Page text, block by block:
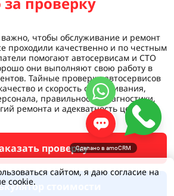
чтобы обслуживание и ремонт
проходили качественно и по честным
помогают автосервисам и СТО
они выполняют свою работу в
Тайные проверки автосервисов
и скорость обслуживания,
правильность диагностики,
ремонта и адекватность цен.
проверку
стоимости
сайтом, я даю согласие на
cookie.
Сделано в amoCRM